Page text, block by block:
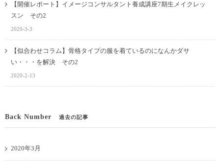
【開催レポート】イメージコンサルタント養成講座7期生メイクレッ
スン その2
2020-3-3
【似合わせコラム】骨格タイプの服を着ているのになんかダサ
い・・・を解決 その2
2020-2-13
Back Number 過去の記事
2020年3月